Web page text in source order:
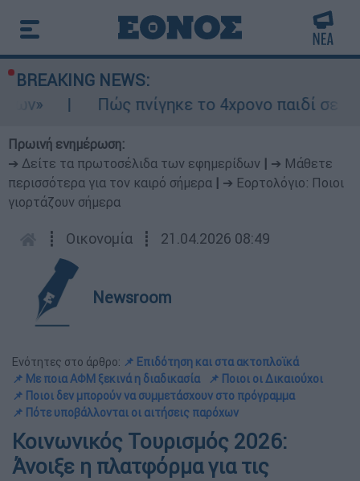
BREAKING NEWS:
Πώς πνίγηκε το 4χρονο παιδί σε πισίνα
Πρωινή ενημέρωση:
➔ Δείτε τα πρωτοσέλιδα των εφημερίδων
➔ Μάθετε
περισσότερα για τον καιρό σήμερα
➔ Εορτολόγιο: Ποιοι
γιορτάζουν σήμερα
┋ Οικονομία ┋ 21.04.2026 08:49
Newsroom
Ενότητες στο άρθρο: 📌 Επιδότηση και στα ακτοπλοϊκά
📌 Με ποια ΑΦΜ ξεκινά η διαδικασία
📌 Ποιοι οι Δικαιούχοι
📌 Ποιοι δεν μπορούν να συμμετάσχουν στο πρόγραμμα
📌 Πότε υποβάλλονται οι αιτήσεις παρόχων
Κοινωνικός Τουρισμός 2026:
Άνοιξε η πλατφόρμα για τις